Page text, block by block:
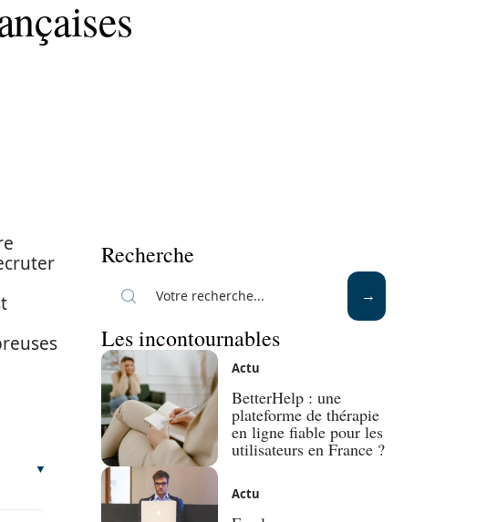
Recherche
Les incontournables
Actu
BetterHelp : une
plateforme de thérapie
en ligne fiable pour les
utilisateurs en France ?
Actu